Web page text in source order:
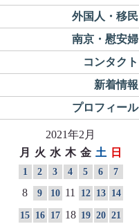
外国人・移民
南京・慰安婦
コンタクト
新着情報
プロフィール
2021年2月
月 火 水 木 金 土 日
1 2 3 4 5 6 7
8 9 10 11 12 13 14
15 16 17 18 19 20 21